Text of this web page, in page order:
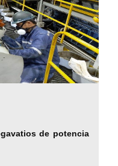
de potencia